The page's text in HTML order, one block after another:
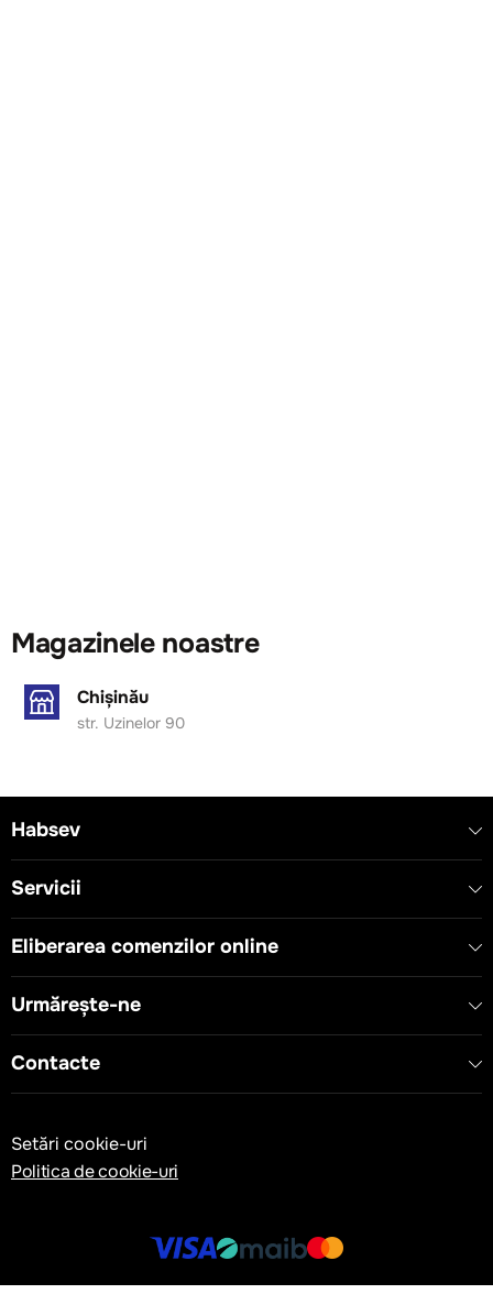
Magazinele noastre
Chișinău
str. Uzinelor 90
Habsev
Servicii
Eliberarea comenzilor online
Urmărește-ne
Contacte
Setări cookie-uri
Politica de cookie-uri